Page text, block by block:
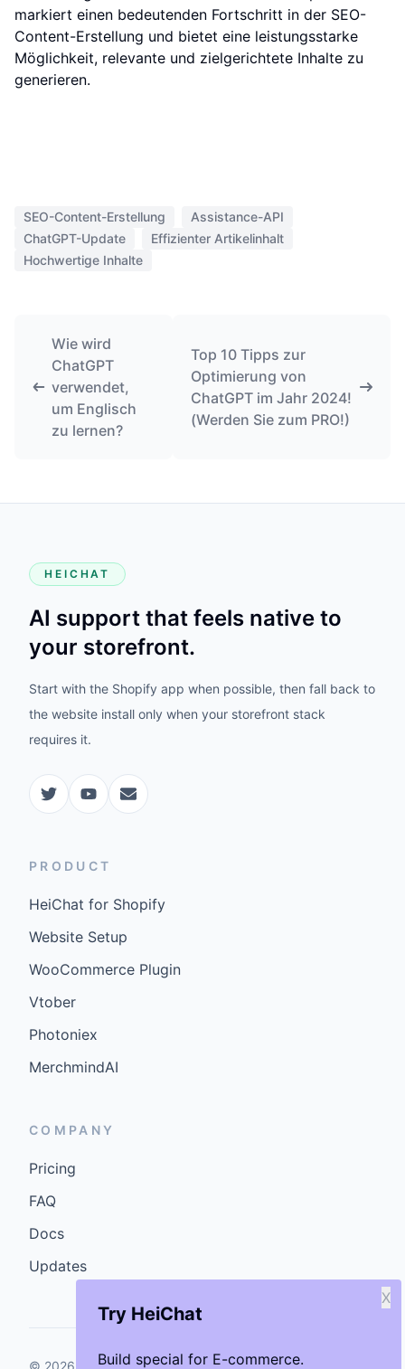
markiert einen bedeutenden Fortschritt in der SEO-
Content-Erstellung und bietet eine leistungsstarke
Möglichkeit, relevante und zielgerichtete Inhalte zu
generieren.
Try HeiChat
Build special for E-commerce.
X
SEO-Content-Erstellung
Assistance-API
ChatGPT-Update
Effizienter Artikelinhalt
Hochwertige Inhalte
Wie wird
ChatGPT
verwendet,
um Englisch
zu lernen?
Top 10 Tipps zur
Optimierung von
ChatGPT im Jahr 2024!
(Werden Sie zum PRO!)
HEICHAT
AI support that feels native to
your storefront.
Start with the Shopify app when possible, then fall back to
the website install only when your storefront stack
requires it.
PRODUCT
HeiChat for Shopify
Website Setup
WooCommerce Plugin
Vtober
Photoniex
MerchmindAI
COMPANY
Pricing
FAQ
Docs
Updates
© 2026 GenCybers Inc. All rights reserved.